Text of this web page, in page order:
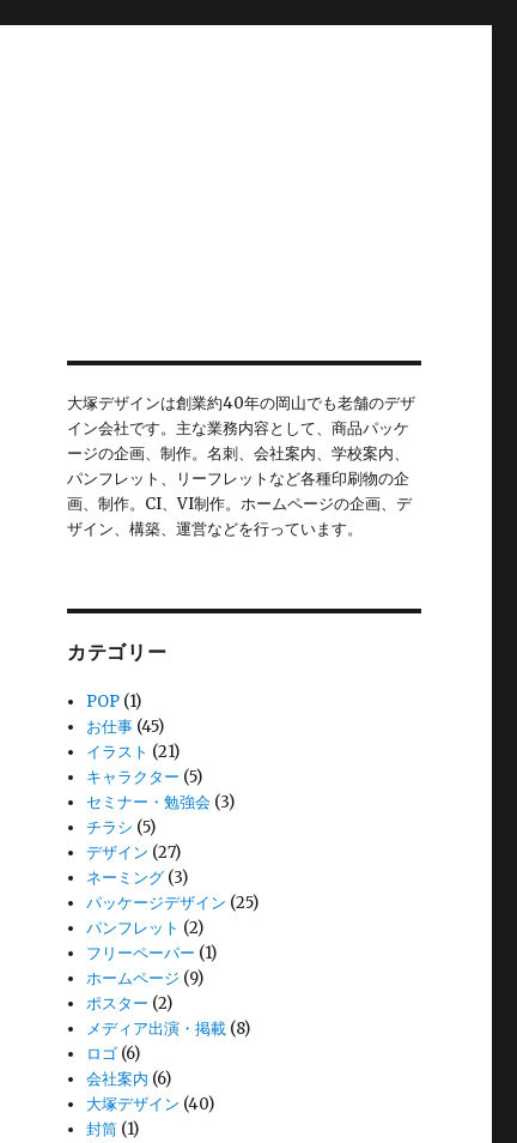
大塚デザインは創業約40年の岡山でも老舗のデザ
イン会社です。主な業務内容として、商品パッケ
ージの企画、制作。名刺、会社案内、学校案内、
パンフレット、リーフレットなど各種印刷物の企
画、制作。CI、VI制作。ホームページの企画、デ
ザイン、構築、運営などを行っています。
カテゴリー
POP (1)
お仕事 (45)
イラスト (21)
キャラクター (5)
セミナー・勉強会 (3)
チラシ (5)
デザイン (27)
ネーミング (3)
パッケージデザイン (25)
パンフレット (2)
フリーペーパー (1)
ホームページ (9)
ポスター (2)
メディア出演・掲載 (8)
ロゴ (6)
会社案内 (6)
大塚デザイン (40)
封筒 (1)